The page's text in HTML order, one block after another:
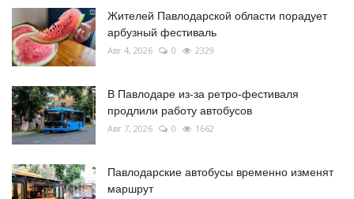
Жителей Павлодарской области порадует
арбузный фестиваль
Авг 4, 2026 0 2329
В Павлодаре из-за ретро-фестиваля
продлили работу автобусов
Авг 7, 2026 0 1662
Павлодарские автобусы временно изменят
маршрут